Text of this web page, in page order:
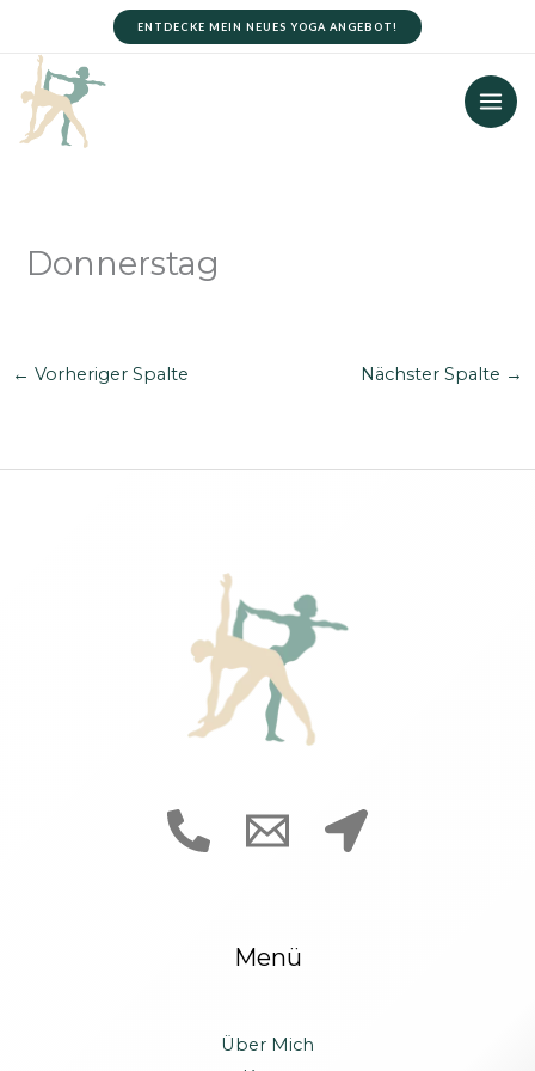
springen
ENTDECKE MEIN NEUES YOGA ANGEBOT!
Donnerstag
← Vorheriger Spalte Nächster Spalte →
Menü
Über Mich